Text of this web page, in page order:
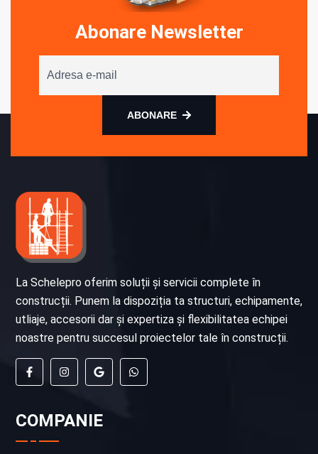
Abonare Newsletter
ABONARE
La Schelepro oferim soluții și servicii complete în
construcții. Punem la dispoziția ta structuri, echipamente,
utliaje, accesorii dar și expertiza și flexibilitatea echipei
noastre pentru succesul proiectelor tale în construcții.
COMPANIE